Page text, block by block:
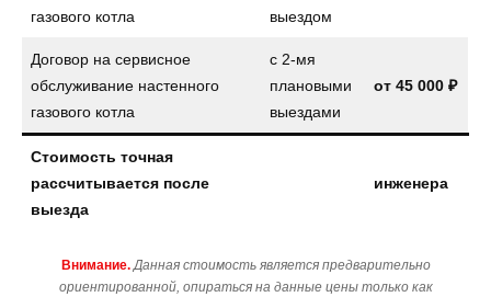
газового котла
выездом
Договор на сервисное
обслуживание настенного
газового котла
с 2-мя
плановыми
выездами
от 45 000 ₽
Стоимость точная
рассчитывается после
выезда
инженера
Внимание. Данная стоимость является предварительно
ориентированной, опираться на данные цены только как